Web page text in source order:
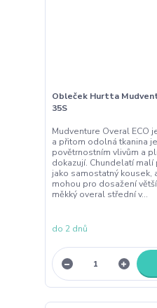
Obleček Hurtta
35S
Mudventure Overal ECO
a přitom odolná tkanina
povětrnostním vlivům a
dokazují. Chundelatí
jako samostatný kousek,
mohou pro dosažení
měkký overal střední v...
do 2 dnů